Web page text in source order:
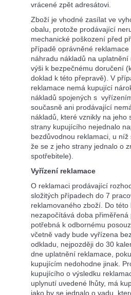
vrácené zpět adresátovi.
Zboží je vhodné zasílat ve
obalu, protože prodávající
mechanické poškození před
případě oprávněné
náhradu nákladů na
výši k bezpečnému doručení
doklad k této přepravě). V
reklamace nemá kupující
nákladů spojených s
současně ani prodávající
nákladů, které vznikly na jeho
strany kupujícího nejednalo
bezdůvodnou reklamaci, u níž
že se z jeho strany jednalo o
spotřebitele).
Vyřízení reklamace
O reklamaci prodávající
složitých případech do 7
reklamovaného zboží. Do této
nezapočítává doba přiměřená
potřebná k odbornému
včetně vady bude vyřízena
odkladu, nejpozději do 30
dne uplatnění reklamace,
kupujícím nedohodne jinak.
kupujícího o výsledku
uplynutí uvedené lhůty, má
jako by se jednalo o vadu,